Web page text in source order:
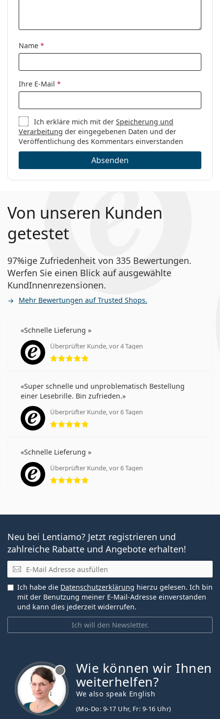
Name *
Ihre E-Mail *
Ich erkläre mich mit derSpeicherung und
Verarbeitung der eingegebenen Daten und der
Veröffentlichung des Kommentars einverstanden
Absenden
Von unseren Kunden
getestet
97%ige Zufriedenheit von 335 Bewertungen.
Werfen Sie einen Blick auf ausgewählte
KundInnenrezensionen.
Mehr Bewertungen auf Trusted Shops.
Schnelle Lieferung
Überprüfter Kunde, vor 4 Tagen
Bewertung 5 aus 5
Super schnelle und unproblematisch Bestellung
einer Lesebrille. Bin zufrieden.
Überprüfter Kunde, vor 6 Tagen
Bewertung 5 aus 5
Schnelle Lieferung
Überprüfter Kunde, vor 6 Tagen
Bewertung 5 aus 5
Neu bei Lentiamo? Jetzt registrieren und
zahlreiche Rabatte und Angebote erhalten!
E-Mail
Ich will den Newsletter.
Ich habe die Datenschutzerklärung hierzu gelesen. Ich bin
mit der Benutzung meiner E-Mail-Adresse einverstanden
und kann dies jederzeit widerrufen.
Wie können wir Ihnen
weiterhelfen?
We also speak English
(Mo-Do: 9-17 Uhr, Fr: 9-16 Uhr)